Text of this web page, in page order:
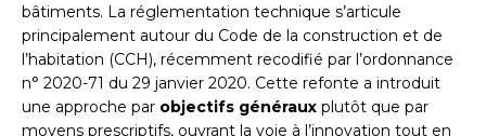
bâtiments. La réglementation technique s’articule
principalement autour du Code de la construction et de
l’habitation (CCH), récemment recodifié par l’ordonnance
n° 2020-71 du 29 janvier 2020. Cette refonte a introduit
une approche par objectifs généraux plutôt que par
moyens prescriptifs, ouvrant la voie à l’innovation tout en